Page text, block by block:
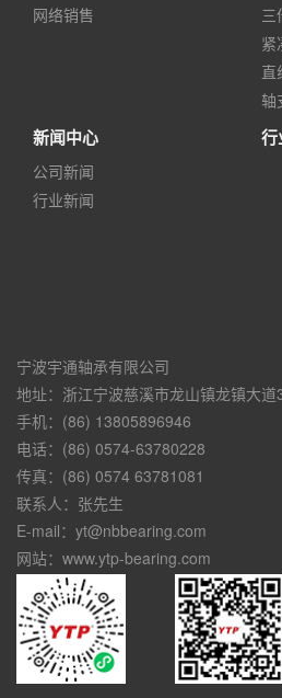
网络销售
三
紧
直
轴
新闻中心
公司新闻
行业新闻
行
宁波宇通轴承有限公司
地址：浙江宁波慈溪市龙山镇龙镇大道
手机：(86) 13805896946
电话：(86) 0574-63780228
传真：(86) 0574 63781081
联系人：张先生
E-mail：yt@nbbearing.com
网站：www.ytp-bearing.com